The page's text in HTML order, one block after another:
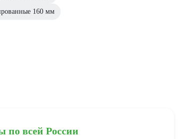
160 мм
по всей России